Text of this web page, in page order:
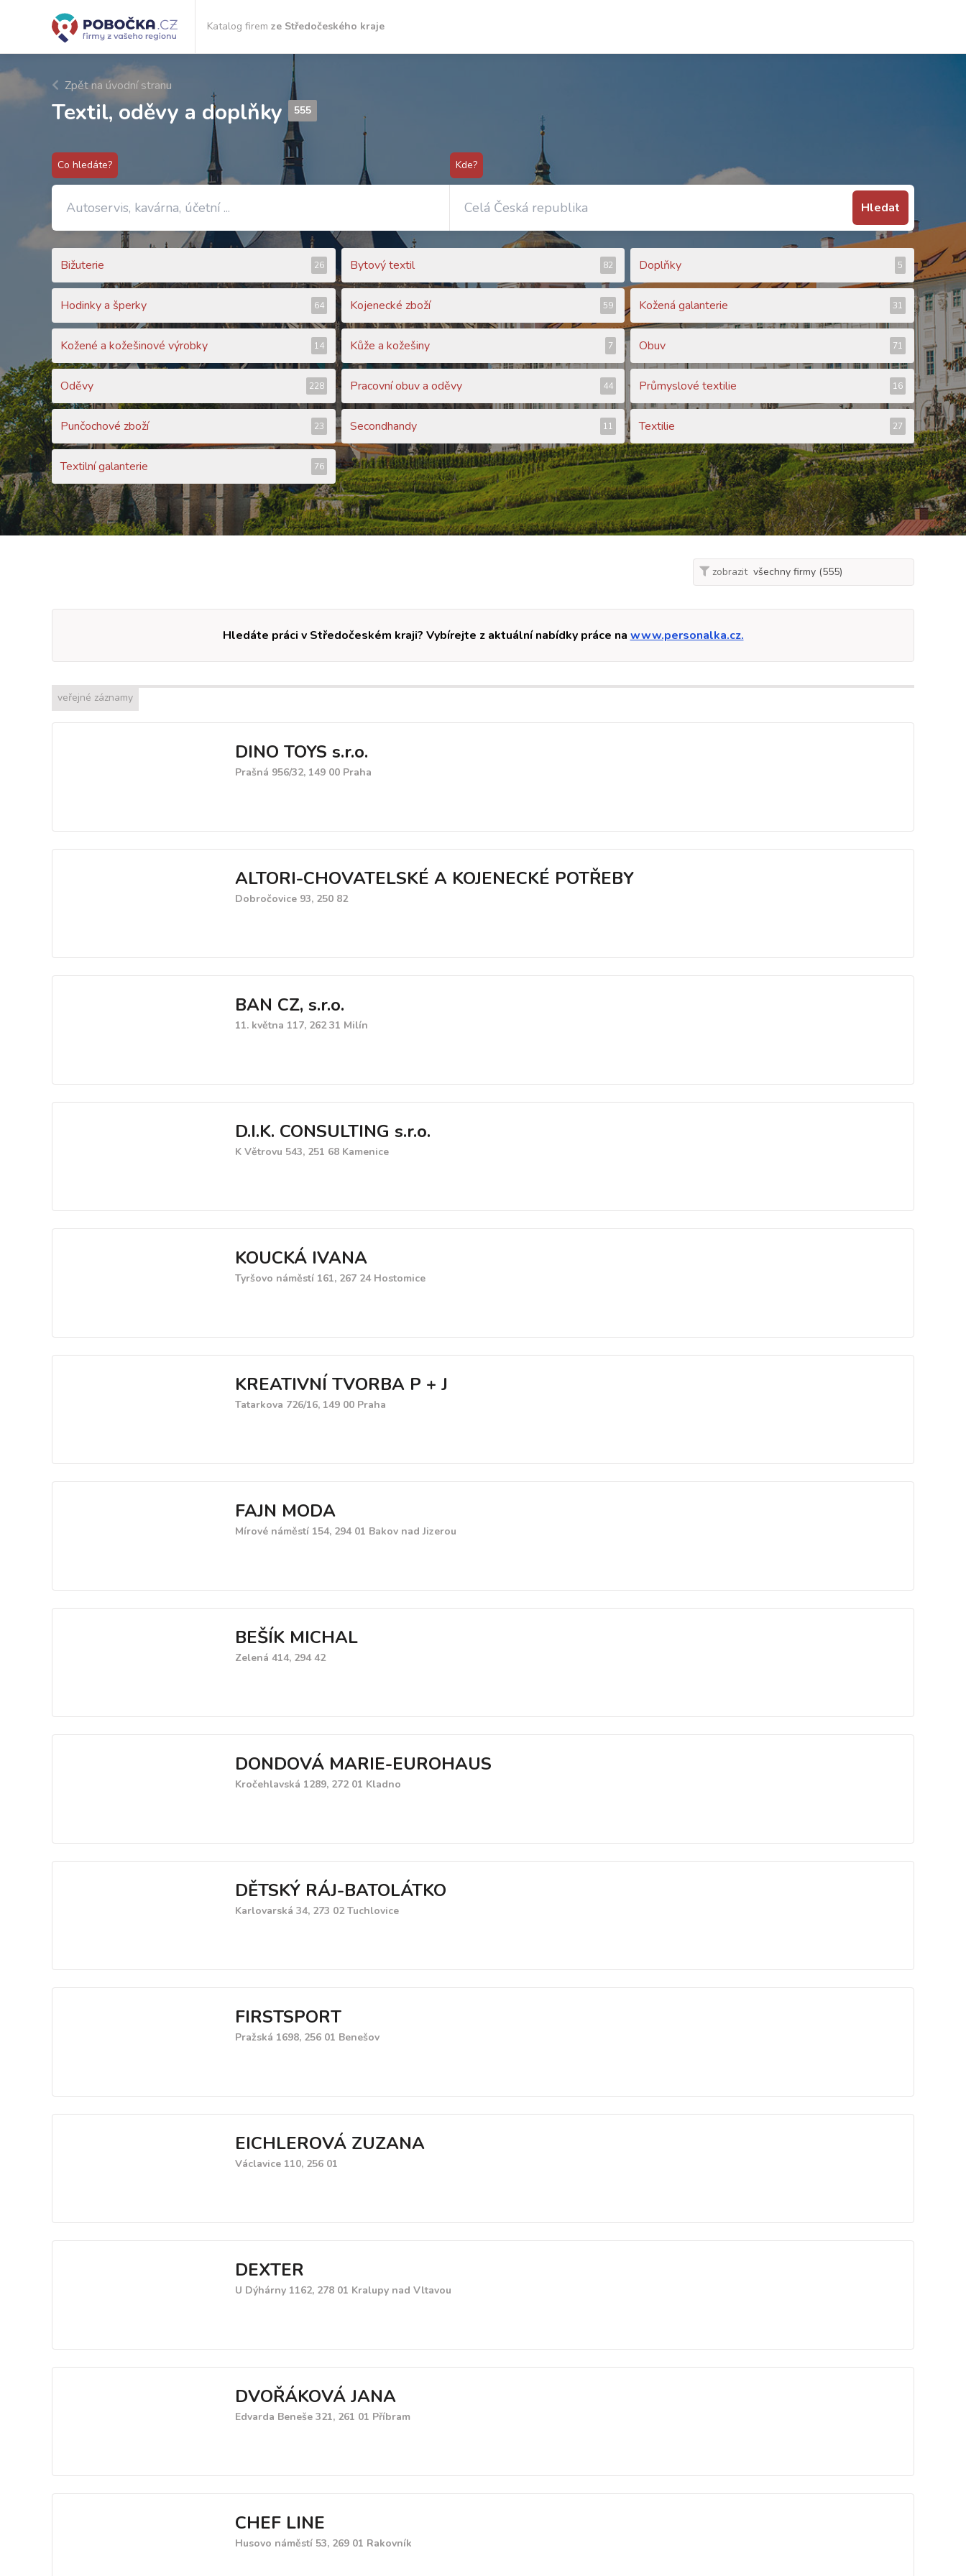
Katalog firem ze Středočeského kraje
Zpět na úvodní stranu
Textil, oděvy a doplňky 555
Co hledáte? Kde?
Hledat
Bižuterie 26 Bytový textil 82 Doplňky 5
Hodinky a šperky 64 Kojenecké zboží 59 Kožená galanterie 31
Kožené a kožešinové výrobky 14 Kůže a kožešiny 7 Obuv 71
Oděvy 228 Pracovní obuv a oděvy 44 Průmyslové textilie 16
Punčochové zboží 23 Secondhandy 11 Textilie 27
Textilní galanterie 76
zobrazit
Hledáte práci v Středočeském kraji? Vybírejte z aktuální nabídky práce na www.personalka.cz.
veřejné záznamy
DINO TOYS s.r.o.
Prašná 956/32, 149 00 Praha
ALTORI-CHOVATELSKÉ A KOJENECKÉ POTŘEBY
Dobročovice 93, 250 82
BAN CZ, s.r.o.
11. května 117, 262 31 Milín
D.I.K. CONSULTING s.r.o.
K Větrovu 543, 251 68 Kamenice
KOUCKÁ IVANA
Tyršovo náměstí 161, 267 24 Hostomice
KREATIVNÍ TVORBA P + J
Tatarkova 726/16, 149 00 Praha
FAJN MODA
Mírové náměstí 154, 294 01 Bakov nad Jizerou
BEŠÍK MICHAL
Zelená 414, 294 42
DONDOVÁ MARIE-EUROHAUS
Kročehlavská 1289, 272 01 Kladno
DĚTSKÝ RÁJ-BATOLÁTKO
Karlovarská 34, 273 02 Tuchlovice
FIRSTSPORT
Pražská 1698, 256 01 Benešov
EICHLEROVÁ ZUZANA
Václavice 110, 256 01
DEXTER
U Dýhárny 1162, 278 01 Kralupy nad Vltavou
DVOŘÁKOVÁ JANA
Edvarda Beneše 321, 261 01 Příbram
CHEF LINE
Husovo náměstí 53, 269 01 Rakovník